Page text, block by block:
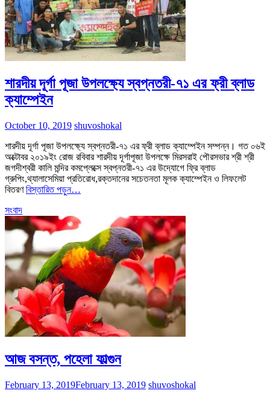
শারদীয় দূর্গা পূজা উপলক্ষ্যে স্বপ্নতরী-৭১ এর ফ্রী ব্লাড
ক্যাম্পেইন
October 10, 2019 shuvoshokal
শারদীয় দূর্গা পূজা উপলক্ষ্যে স্বপ্নতরী-৭১ এর ফ্রী ব্লাড ক্যাম্পেইন সম্পন্ন। গত ০৬ই
অক্টোবর ২০১৯ইং রোজ রবিবার শারদীয় দূর্গাপূজা উপলক্ষে মিরসরাই পৌরসভার শ্রী শ্রী
জগদীশ্বরী কালি মন্দির কমপ্লেক্সে স্বপ্নতরী-৭১ এর উদ্যোগে ফ্রি ব্লাড
গ্রুপিং,থ্যালাসেমিয়া প্রতিরোধ,রক্তদানের সচেতনতা মূলক ক্যাম্পেইন ও লিফলেট
বিতরণবিস্তারিত পড়ুন…
সংবাদ
আজ বসন্ত, পহেলা ফাল্গুন
February 13, 2019February 13, 2019 shuvoshokal